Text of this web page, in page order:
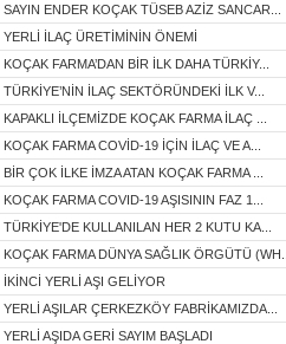
SAYIN ENDER KOÇAK TÜSEB AZİZ SANCAR...
YERLİ İLAÇ ÜRETİMİNİN ÖNEMİ
KOÇAK FARMA’DAN BİR İLK DAHA TÜRKİY...
TÜRKİYE’NİN İLAÇ SEKTÖRÜNDEKİ İLK V...
KAPAKLI İLÇEMİZDE KOÇAK FARMA İLAÇ ...
KOÇAK FARMA COVİD-19 İÇİN İLAÇ VE A...
BİR ÇOK İLKE İMZA ATAN KOÇAK FARMA ...
KOÇAK FARMA COVID-19 AŞISININ FAZ 1...
TÜRKİYE'DE KULLANILAN HER 2 KUTU KA...
KOÇAK FARMA DÜNYA SAĞLIK ÖRGÜTÜ (WH...
İKİNCİ YERLİ AŞI GELİYOR
YERLİ AŞILAR ÇERKEZKÖY FABRİKAMIZDA...
YERLİ AŞIDA GERİ SAYIM BAŞLADI